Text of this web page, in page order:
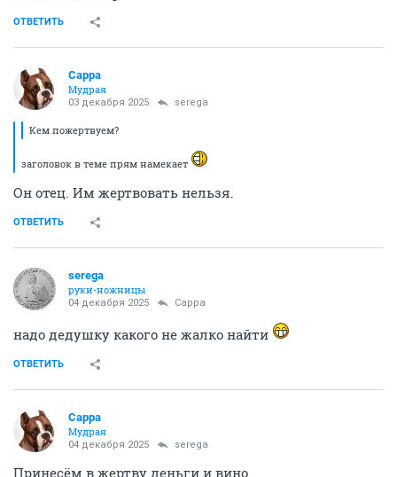
ОТВЕТИТЬ
Сарра
Мудрая
03 декабря 2025 serega
Кем пожертвуем?
заголовок в теме прям намекает
Он отец. Им жертвовать нельзя.
ОТВЕТИТЬ
serega
руки-ножницы
04 декабря 2025 Сарра
надо дедушку какого не жалко найти
ОТВЕТИТЬ
Сарра
Мудрая
04 декабря 2025 serega
Принесём в жертву деньги и вино